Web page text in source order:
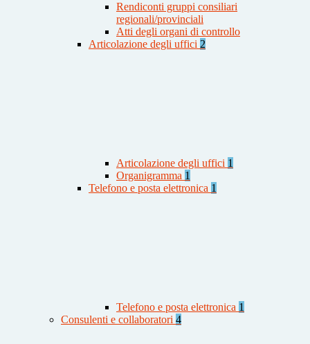
Rendiconti gruppi consiliari
regionali/provinciali
Atti degli organi di controllo
Articolazione degli uffici 2
Articolazione degli uffici 1
Organigramma 1
Telefono e posta elettronica 1
Telefono e posta elettronica 1
Consulenti e collaboratori 4